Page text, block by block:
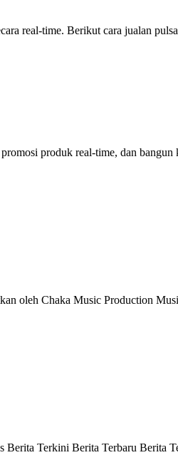
real-time. Berikut cara jualan
produk real-time, dan
oleh Chaka Music Production
Terkini Berita Terbaru Berita